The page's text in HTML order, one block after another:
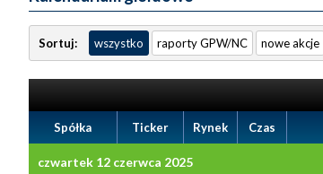
Sortuj: wszystko raporty GPW/NC nowe akcje
Spółka Ticker Rynek Czas
czwartek 12 czerwca 2025